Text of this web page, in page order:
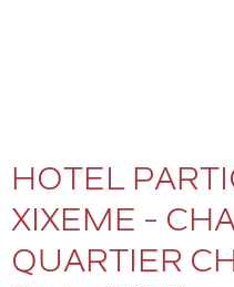
HOTEL
XIXEME -
QUARTIER